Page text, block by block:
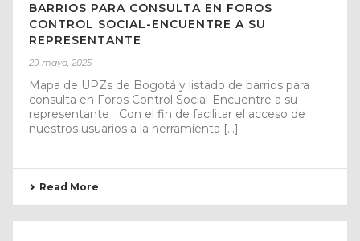
BARRIOS PARA CONSULTA EN FOROS
CONTROL SOCIAL-ENCUENTRE A SU
REPRESENTANTE
29 mayo, 2025
Mapa de UPZs de Bogotá y listado de barrios para
consulta en Foros Control Social-Encuentre a su
representante Con el fin de facilitar el acceso de
nuestros usuarios a la herramienta [...]
Read More